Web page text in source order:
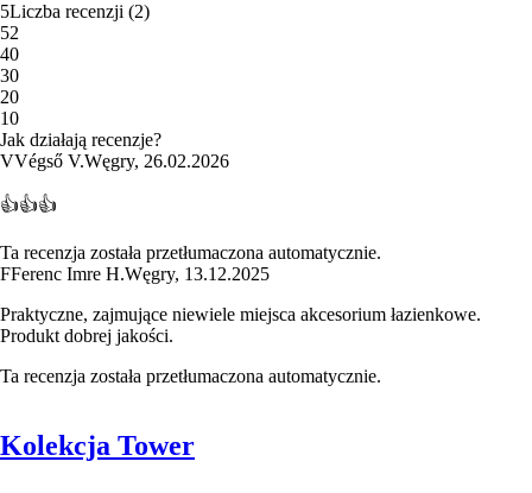
5Liczba recenzji (2)
52
40
30
20
10
Jak działają recenzje?
VVégső V.Węgry, 26.02.2026
👍👍👍
Ta recenzja została przetłumaczona automatycznie.
FFerenc Imre H.Węgry, 13.12.2025
Praktyczne, zajmujące niewiele miejsca akcesorium łazienkowe.
Produkt dobrej jakości.
Ta recenzja została przetłumaczona automatycznie.
Kolekcja Tower